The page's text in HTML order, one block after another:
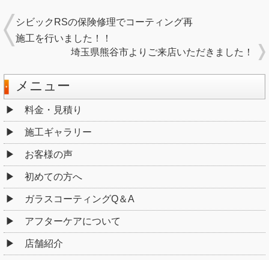
シビックRSの保険修理でコーティング再
施工を行いました！！
埼玉県熊谷市よりご来店いただきました！
メニュー
料金・見積り
施工ギャラリー
お客様の声
初めての方へ
ガラスコーティングQ＆A
アフターケアについて
店舗紹介